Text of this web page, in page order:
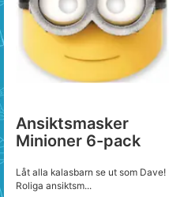
Ansiktsmasker
Minioner 6-pack
Låt alla kalasbarn se ut som Dave!
Roliga ansiktsm...